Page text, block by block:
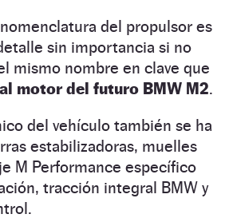
del propulsor es
sin importancia si no
mismo nombre en clave que
motor del futuro BMW M2.
del vehículo también se ha
estabilizadoras, muelles
M Performance específico
tracción integral BMW y